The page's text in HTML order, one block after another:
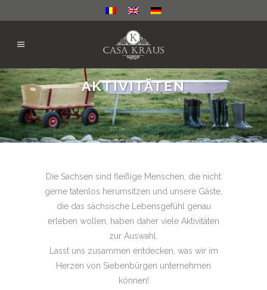
AKTIVITÄTEN
Die Sachsen sind fleißige Menschen, die nicht
gerne tatenlos herumsitzen und unsere Gäste,
die das sächsische Lebensgefühl genau
erleben wollen, haben daher viele Aktivitäten
zur Auswahl.
Lasst uns zusammen entdecken, was wir im
Herzen von Siebenbürgen unternehmen
können!